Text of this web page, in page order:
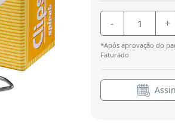
- +
*Após aprovação do
Faturado